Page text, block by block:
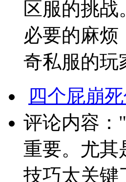
区服的挑
必要的麻烦
奇私服的玩
四个屁崩
评论内容：
重要。尤其
技巧太关键